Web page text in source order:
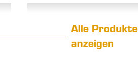
Alle Produkte
anzeigen